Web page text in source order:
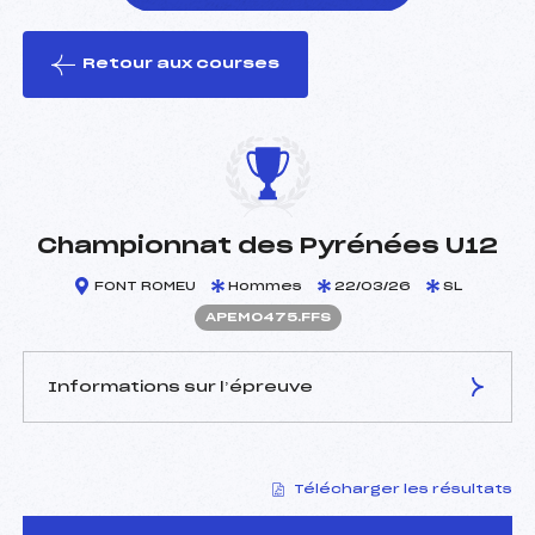
le ski
Retour aux courses
Championnat des Pyrénées U12
FONT ROMEU Hommes 22/03/26 SL
APEM0475.FFS
Informations sur l’épreuve
MAUREL DENIS (PE)
Arbitre :
CAMPILLO HECTOR (AN)
Télécharger les résultats